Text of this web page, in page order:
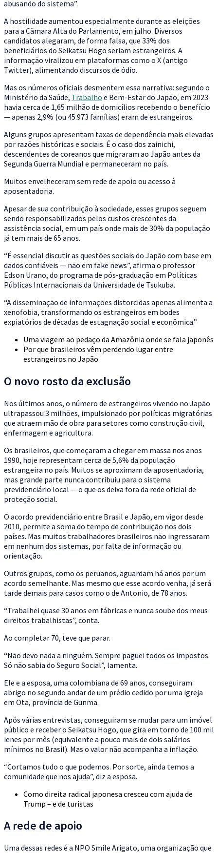
abusando do sistema”.
A hostilidade aumentou especialmente durante as eleições
para a Câmara Alta do Parlamento, em julho. Diversos
candidatos alegaram, de forma falsa, que 33% dos
beneficiários do Seikatsu Hogo seriam estrangeiros. A
informação viralizou em plataformas como o X (antigo
Twitter), alimentando discursos de ódio.
Mas os números oficiais desmentem essa narrativa: segundo o
Ministério da Saúde, Trabalho e Bem-Estar do Japão, em 2023
havia cerca de 1,65 milhão de domicílios recebendo o benefício
— apenas 2,9% (ou 45.973 famílias) eram de estrangeiros.
Alguns grupos apresentam taxas de dependência mais elevadas
por razões históricas e sociais. É o caso dos zainichi,
descendentes de coreanos que migraram ao Japão antes da
Segunda Guerra Mundial e permaneceram no país.
Muitos envelheceram sem rede de apoio ou acesso à
aposentadoria.
Apesar de sua contribuição à sociedade, esses grupos seguem
sendo responsabilizados pelos custos crescentes da
assistência social, em um país onde mais de 30% da população
já tem mais de 65 anos.
“É essencial discutir as questões sociais do Japão com base em
dados confiáveis — não em fake news”, afirma o professor
Edson Urano, do programa de pós-graduação em Políticas
Públicas Internacionais da Universidade de Tsukuba.
“A disseminação de informações distorcidas apenas alimenta a
xenofobia, transformando os estrangeiros em bodes
expiatórios de décadas de estagnação social e econômica.”
Uma viagem ao pedaço da Amazônia onde se fala japonês
Por que brasileiros vêm perdendo lugar entre
estrangeiros no Japão
O novo rosto da exclusão
Nos últimos anos, o número de estrangeiros vivendo no Japão
ultrapassou 3 milhões, impulsionado por políticas migratórias
que atraem mão de obra para setores como construção civil,
enfermagem e agricultura.
Os brasileiros, que começaram a chegar em massa nos anos
1990, hoje representam cerca de 5,6% da população
estrangeira no país. Muitos se aproximam da aposentadoria,
mas grande parte nunca contribuiu para o sistema
previdenciário local — o que os deixa fora da rede oficial de
proteção social.
O acordo previdenciário entre Brasil e Japão, em vigor desde
2010, permite a soma do tempo de contribuição nos dois
países. Mas muitos trabalhadores brasileiros não ingressaram
em nenhum dos sistemas, por falta de informação ou
orientação.
Outros grupos, como os peruanos, aguardam há anos por um
acordo semelhante. Mas mesmo que esse acordo venha, já será
tarde demais para casos como o de Antonio, de 78 anos.
“Trabalhei quase 30 anos em fábricas e nunca soube dos meus
direitos trabalhistas”, conta.
Ao completar 70, teve que parar.
“Não devo nada a ninguém. Sempre paguei todos os impostos.
Só não sabia do Seguro Social”, lamenta.
Ele e a esposa, uma colombiana de 69 anos, conseguiram
abrigo no segundo andar de um prédio cedido por uma igreja
em Ota, província de Gunma.
Após várias entrevistas, conseguiram se mudar para um imóvel
público e receber o Seikatsu Hogo, que gira em torno de 100 mil
ienes por mês (equivalente a pouco mais de dois salários
mínimos no Brasil). Mas o valor não acompanha a inflação.
“Cortamos tudo o que podemos. Por sorte, ainda temos a
comunidade que nos ajuda”, diz a esposa.
Como direita radical japonesa cresceu com ajuda de
Trump – e de turistas
A rede de apoio
Uma dessas redes é a NPO Smile Arigato, uma organização que